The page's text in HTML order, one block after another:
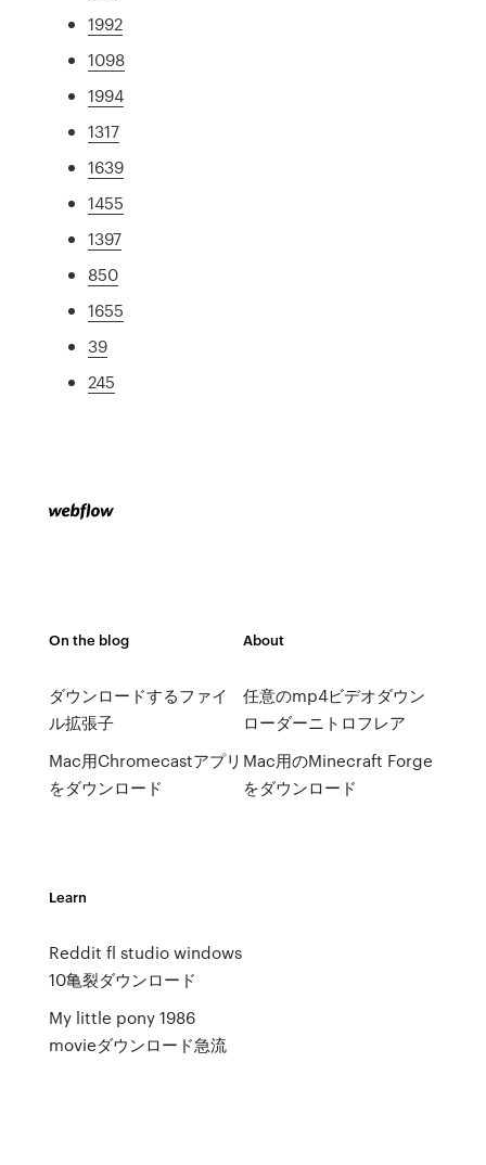
1992
1098
1994
1317
1639
1455
1397
850
1655
39
245
On the blog
ダウンロードするファイ
ル拡張子
Mac用Chromecastアプリ
をダウンロード
About
任意のmp4ビデオダウン
ローダーニトロフレア
Mac用のMinecraft Forge
をダウンロード
Learn
Reddit fl studio windows
10亀裂ダウンロード
My little pony 1986
movieダウンロード急流